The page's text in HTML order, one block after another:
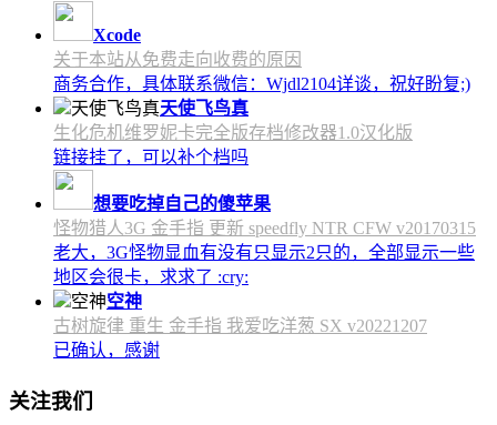
Xcode
关于本站从免费走向收费的原因
商务合作，具体联系微信：Wjdl2104详谈，祝好盼复;)
天使飞鸟真
生化危机维罗妮卡完全版存档修改器1.0汉化版
链接挂了，可以补个档吗
想要吃掉自己的傻苹果
怪物猎人3G 金手指 更新 speedfly NTR CFW v20170315
老大，3G怪物显血有没有只显示2只的，全部显示一些
地区会很卡，求求了 :cry:
空神
古树旋律 重生 金手指 我爱吃洋葱 SX v20221207
已确认，感谢
关注我们